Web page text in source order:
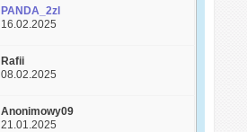
PANDA_2zl
16.02.2025
Rafii
08.02.2025
Anonimowy09
21.01.2025